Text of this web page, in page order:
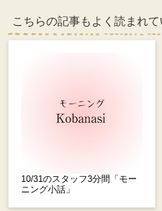
こちらの記事もよく読まれて
10/31のスタッフ3分間「モー
ニング小話」